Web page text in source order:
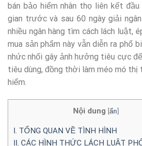
bán bảo hiểm nhân thọ liên kết
gian trước và sau 60 ngày giải
nhiều ngân hàng tìm cách lách luật,
mua sản phẩm này vẫn diễn ra phổ
nhức nhối gây ảnh hưởng tiêu cực
tiêu dùng, đồng thời làm méo mó
hiểm.
Nội dung [ẩn]
I. TỔNG QUAN VỀ TÌNH HÌNH
II. CÁC HÌNH THỨC LÁCH LUẬT